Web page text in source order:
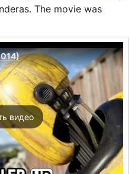
The movie was
видео